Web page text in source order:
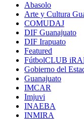
Abasolo
Arte y Cultura
COMUDAJ
DIF Guanajuato
DIF Irapuato
Featured
FútbolCLUB
Gobierno del
Guanajuato
IMCAR
Imjuvi
INAEBA
INMIRA